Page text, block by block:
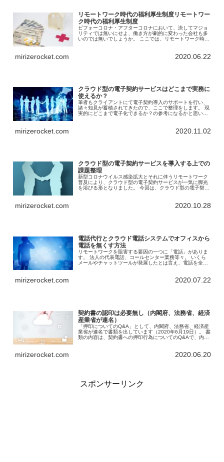
リモートワーク時代の福利厚生制度リモートワー
ク時代の福利厚生制度
ビフォーコロナ・アフターコロナにおいて、決してマジョ
リティでは無いにせよ、働き方が劇的に変わった会社も多
いのでは無いでしょうか。 ここでは、リモートワーク時代
mirizerocket.com 2020.06.22
クラウド型の電子契約サービスはどこまで実務に
使えるか？
筆者もクライアントにて電子契約導入のサポートを行い、
諸々知見が蓄積されてきたので、ここで整理をします。 現
実的にどこまで電子化できるか？の参考になるかと思いま
mirizerocket.com 2020.11.02
クラウド型の電子契約サービスを導入する上での
課題整理
新型コロナウイルス感染拡大とそれに伴うリモートワーク
普及により、クラウド型の電子契約サービスが一気に脚光
を浴びる形となりました。 今回は、クラウド型の電子契約
mirizerocket.com 2020.10.28
電話代行とクラウド電話システムでオフィスから
電話を無くす方法
リモートワークを阻害する要因の一つに「電話」がありま
す。 法人の代表電話、コールセンター業務等々。 いくら
メールやチャットツールが発展したとは言え、電話を全く
mirizerocket.com 2020.07.22
契約書の認印は必要無し（内閣府、法務省、経済
産業省が連名）
「押印についてのQ&A」として、内閣府、法務省、経済産
業省が連名で書類を出しています（2020年6月19日）。 書
類の内容は、契約書への押印行為についてのQ&Aで、内容
出している点にポイントがあると考えています。
mirizerocket.com 2020.06.20
スポンサーリンク